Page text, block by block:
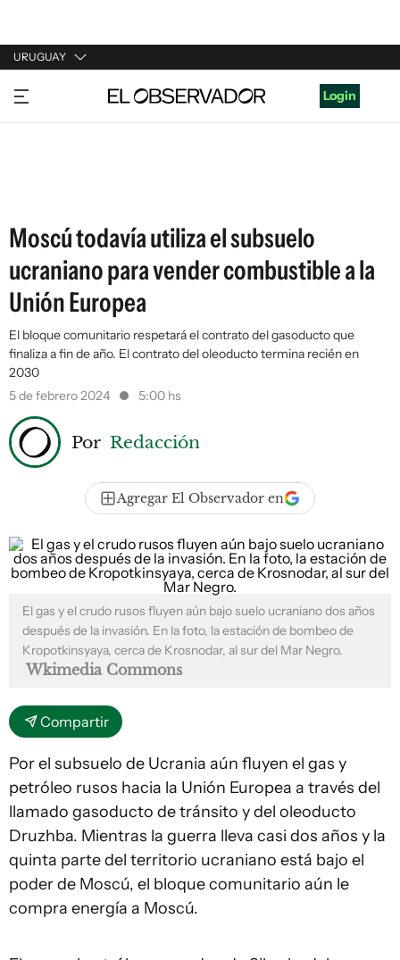
URUGUAY
URUGUAY
ARGENTINA
Login
Moscú todavía utiliza el subsuelo
ucraniano para vender combustible a la
Unión Europea
El bloque comunitario respetará el contrato del gasoducto que
finaliza a fin de año. El contrato del oleoducto termina recién en
2030
5 de febrero 2024
5:00 hs
Por Redacción
Agregar El Observador en
El gas y el crudo rusos fluyen aún bajo suelo ucraniano dos años
después de la invasión. En la foto, la estación de bombeo de
Kropotkinsyaya, cerca de Krosnodar, al sur del Mar Negro.
Wkimedia Commons
Compartir
Por el subsuelo de Ucrania aún fluyen el gas y
petróleo rusos hacia la Unión Europea a través del
llamado gasoducto de tránsito y del oleoducto
Druzhba. Mientras la guerra lleva casi dos años y la
quinta parte del territorio ucraniano está bajo el
poder de Moscú, el bloque comunitario aún le
compra energía a Moscú.